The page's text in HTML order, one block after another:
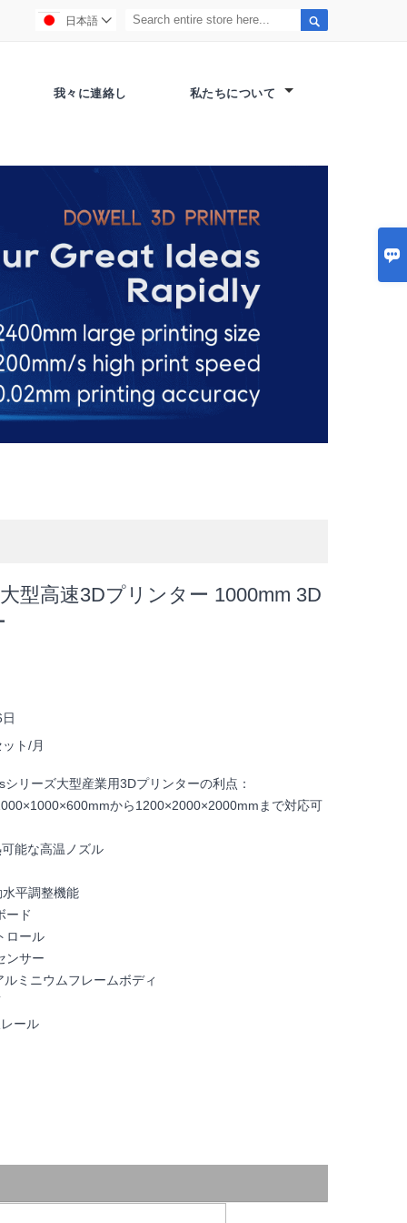


日本語 
我々に連絡し 私たちについて
型高速3Dプリンター 1000mm 3D
ト/月
リーズ大型産業用3Dプリンターの利点：
から1200×2000×2000mmまで対応可
能な高温ノズル
平調整機能
ード
ロール
ンサー
ミニウムフレームボディ
ール